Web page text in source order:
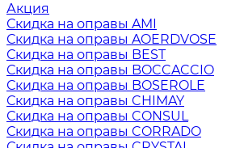
Акция
Скидка на оправы AMI
Скидка на оправы AOERDVOSE
Скидка на оправы BEST
Скидка на оправы BOCCACCIO
Скидка на оправы BOSEROLE
Скидка на оправы CHIMAY
Скидка на оправы CONSUL
Скидка на оправы CORRADO